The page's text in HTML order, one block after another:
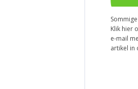
Klik hier
e-mail
artikel in